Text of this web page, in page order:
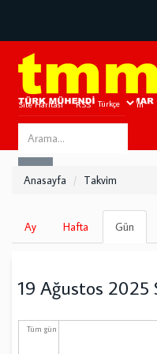
Site Haritası RSS Bize Ulaşın
Search
this
Anasayfa Takvim
Birincil
sekmeler
Ay Hafta Gün
19 Ağustos 2025
Tüm gün